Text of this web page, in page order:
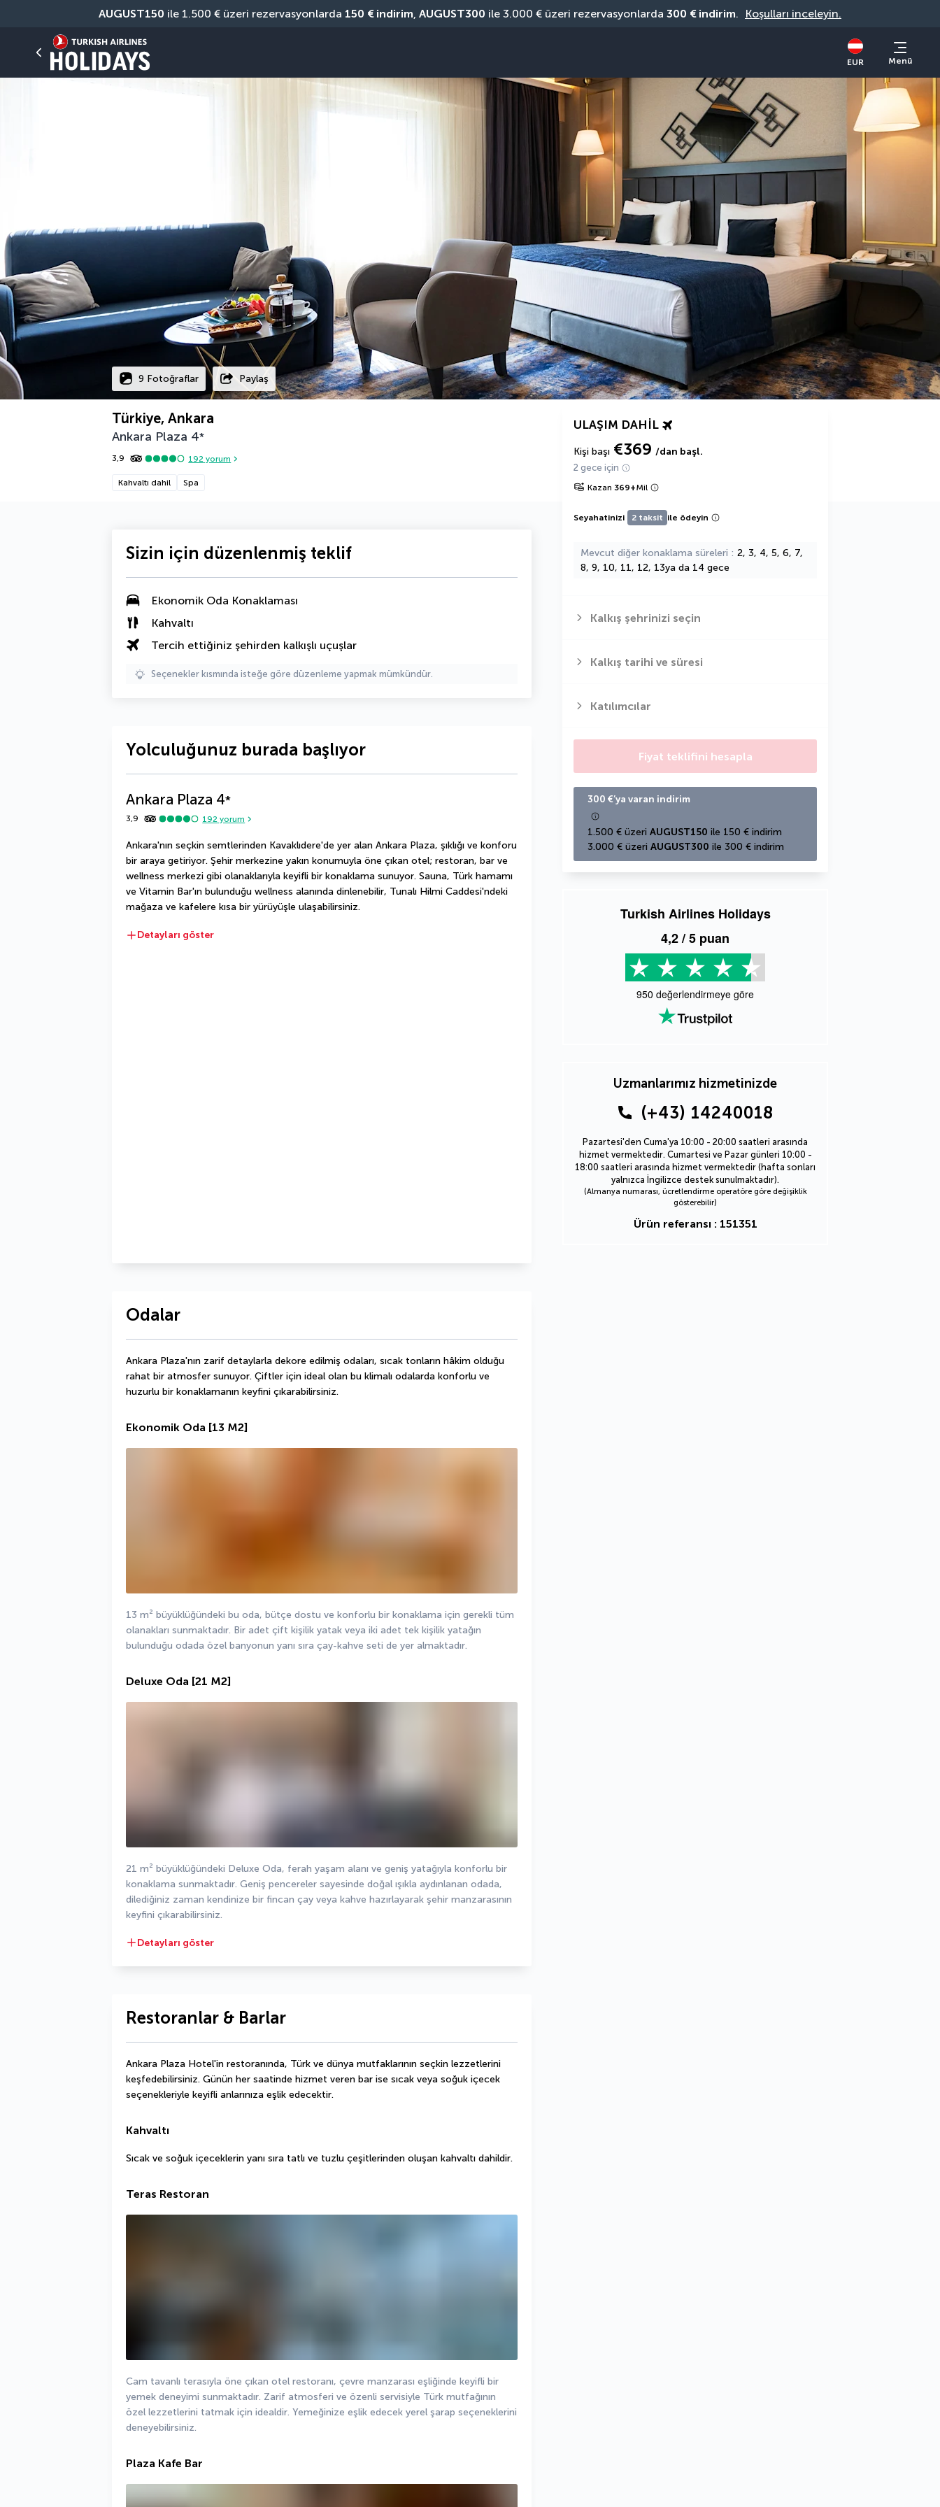
AUGUST150 ile 1.500 € üzeri rezervasyonlarda 150 € indirim, AUGUST300 ile 3.000 € üzeri rezervasyonlarda 300 € indirim. Koşulları inceleyin.
EUR Menü
9 Fotoğraflar Paylaş
Türkiye, Ankara
Ankara Plaza 4*
3,9 192 yorum
Kahvaltı dahil Spa
ULAŞIM DAHIL
Kişi başı €369 /dan başl.
2 gece için
Kazan 369+Mil
Seyahatinizi 2 taksit ile ödeyin
Mevcut diğer konaklama süreleri
2, 3, 4, 5, 6, 7,
8, 9, 10, 11, 12, 13ya da 14 gece
Kalkış şehrinizi seçin
Kalkış tarihi ve süresi
Katılımcılar
Fiyat teklifini hesapla
300 €’ya varan indirim
1.500 € üzeri AUGUST150 ile 150 € indirim
3.000 € üzeri AUGUST300 ile 300 € indirim
Turkish Airlines Holidays
4,2/ 5 puan
950 değerlendirmeye göre
Uzmanlarımız hizmetinizde
(+43) 14240018
Pazartesi'den Cuma'ya 10:00 - 20:00 saatleri arasında
hizmet vermektedir. Cumartesi ve Pazar günleri 10:00 -
18:00 saatleri arasında hizmet vermektedir (hafta sonları
yalnızca İngilizce destek sunulmaktadır).
(Almanya numarası, ücretlendirme operatöre göre değişiklik
gösterebilir)
Ürün referansı : 151351
Sizin için düzenlenmiş teklif
Ekonomik Oda Konaklaması
Kahvaltı
Tercih ettiğiniz şehirden kalkışlı uçuşlar
Seçenekler kısmında isteğe göre düzenleme yapmak mümkündür.
Yolculuğunuz burada başlıyor
Ankara Plaza 4*
3,9 192 yorum
Ankara'nın seçkin semtlerinden Kavaklıdere'de yer alan Ankara Plaza, şıklığı ve konforu
bir araya getiriyor. Şehir merkezine yakın konumuyla öne çıkan otel; restoran, bar ve
wellness merkezi gibi olanaklarıyla keyifli bir konaklama sunuyor. Sauna, Türk hamamı
ve Vitamin Bar'ın bulunduğu wellness alanında dinlenebilir, Tunalı Hilmi Caddesi'ndeki
mağaza ve kafelere kısa bir yürüyüşle ulaşabilirsiniz.
Detayları göster
Odalar
Ankara Plaza'nın zarif detaylarla dekore edilmiş odaları, sıcak tonların hâkim olduğu
rahat bir atmosfer sunuyor. Çiftler için ideal olan bu klimalı odalarda konforlu ve
huzurlu bir konaklamanın keyfini çıkarabilirsiniz.
Ekonomik Oda [13 M2]
13 m² büyüklüğündeki bu oda, bütçe dostu ve konforlu bir konaklama için gerekli tüm
olanakları sunmaktadır. Bir adet çift kişilik yatak veya iki adet tek kişilik yatağın
bulunduğu odada özel banyonun yanı sıra çay-kahve seti de yer almaktadır.
Deluxe Oda [21 M2]
21 m² büyüklüğündeki Deluxe Oda, ferah yaşam alanı ve geniş yatağıyla konforlu bir
konaklama sunmaktadır. Geniş pencereler sayesinde doğal ışıkla aydınlanan odada,
dilediğiniz zaman kendinize bir fincan çay veya kahve hazırlayarak şehir manzarasının
keyfini çıkarabilirsiniz.
Detayları göster
Restoranlar & Barlar
Ankara Plaza Hotel'in restoranında, Türk ve dünya mutfaklarının seçkin lezzetlerini
keşfedebilirsiniz. Günün her saatinde hizmet veren bar ise sıcak veya soğuk içecek
seçenekleriyle keyifli anlarınıza eşlik edecektir.
Kahvaltı
Sıcak ve soğuk içeceklerin yanı sıra tatlı ve tuzlu çeşitlerinden oluşan kahvaltı dahildir.
Teras Restoran
Cam tavanlı terasıyla öne çıkan otel restoranı, çevre manzarası eşliğinde keyifli bir
yemek deneyimi sunmaktadır. Zarif atmosferi ve özenli servisiyle Türk mutfağının
özel lezzetlerini tatmak için idealdir. Yemeğinize eşlik edecek yerel şarap seçeneklerini
deneyebilirsiniz.
Plaza Kafe Bar